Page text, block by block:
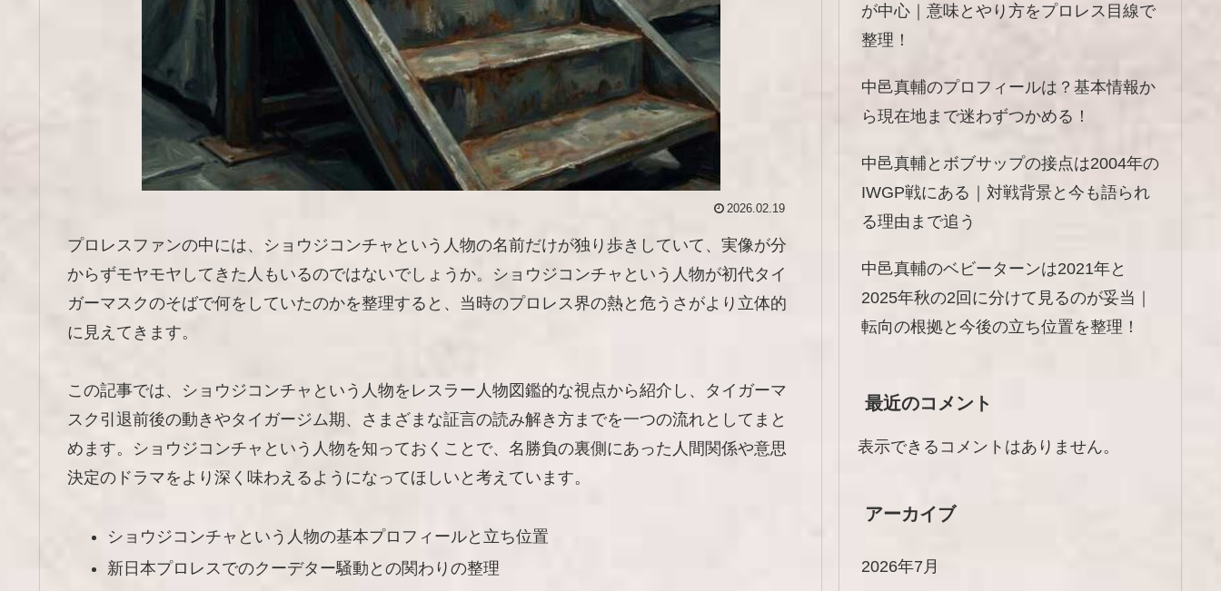
2026.02.19
プロレスファンの中には、ショウジコンチャという人物の名前だけが独り歩きしていて、実像が分
からずモヤモヤしてきた人もいるのではないでしょうか。ショウジコンチャという人物が初代タイ
ガーマスクのそばで何をしていたのかを整理すると、当時のプロレス界の熱と危うさがより立体的
に見えてきます。
この記事では、ショウジコンチャという人物をレスラー人物図鑑的な視点から紹介し、タイガーマ
スク引退前後の動きやタイガージム期、さまざまな証言の読み解き方までを一つの流れとしてまと
めます。ショウジコンチャという人物を知っておくことで、名勝負の裏側にあった人間関係や意思
決定のドラマをより深く味わえるようになってほしいと考えています。
ショウジコンチャという人物の基本プロフィールと立ち位置
新日本プロレスでのクーデター騒動との関わりの整理
が中心｜意味とやり方をプロレス目線で
整理！
中邑真輔のプロフィールは？基本情報か
ら現在地まで迷わずつかめる！
中邑真輔とボブサップの接点は2004年の
IWGP戦にある｜対戦背景と今も語られ
る理由まで追う
中邑真輔のベビーターンは2021年と
2025年秋の2回に分けて見るのが妥当｜
転向の根拠と今後の立ち位置を整理！
最近のコメント
表示できるコメントはありません。
アーカイブ
2026年7月